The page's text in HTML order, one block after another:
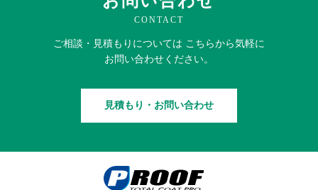
CONTACT
ご相談・見積もりについては こちらから気軽に
お問い合わせください。
見積もり・お問い合わせ